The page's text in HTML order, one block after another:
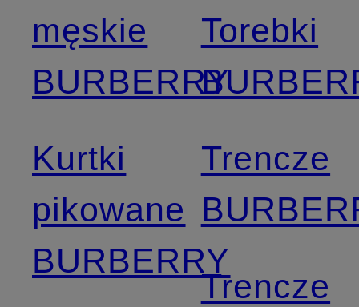
męskie
BURBERRY
Kurtki
pikowane
BURBERRY
Torebki
Trencze
Trencze